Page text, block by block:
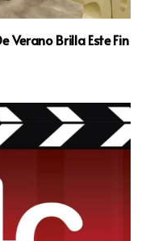
Verano Brilla Este Fin